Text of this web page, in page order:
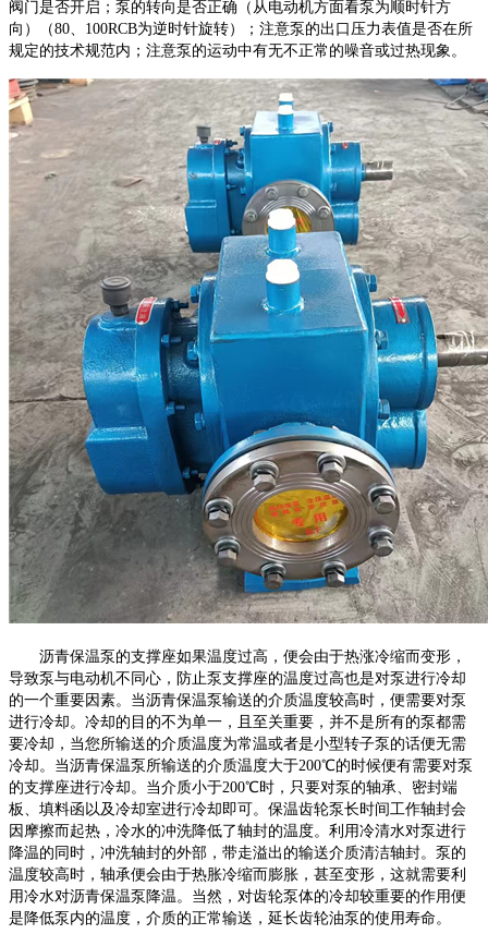
阀门是否开启；泵的转向是否正确（从电动机方面看泵为顺时针方
向）（80、100RCB为逆时针旋转）；注意泵的出口压力表值是否在所
规定的技术规范内；注意泵的运动中有无不正常的噪音或过热现象。
沥青保温泵的支撑座如果温度过高，便会由于热涨冷缩而变形，
导致泵与电动机不同心，防止泵支撑座的温度过高也是对泵进行冷却
的一个重要因素。当沥青保温泵输送的介质温度较高时，便需要对泵
进行冷却。冷却的目的不为单一，且至关重要，并不是所有的泵都需
要冷却，当您所输送的介质温度为常温或者是小型转子泵的话便无需
冷却。当沥青保温泵所输送的介质温度大于200℃的时候便有需要对泵
的支撑座进行冷却。当介质小于200℃时，只要对泵的轴承、密封端
板、填料函以及冷却室进行冷却即可。保温齿轮泵长时间工作轴封会
因摩擦而起热，冷水的冲洗降低了轴封的温度。利用冷清水对泵进行
降温的同时，冲洗轴封的外部，带走溢出的输送介质清洁轴封。泵的
温度较高时，轴承便会由于热胀冷缩而膨胀，甚至变形，这就需要利
用冷水对沥青保温泵降温。当然，对齿轮泵体的冷却较重要的作用便
是降低泵内的温度，介质的正常输送，延长齿轮油泵的使用寿命。